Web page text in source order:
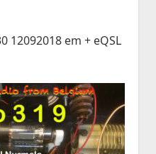
12092018 em + eQSL